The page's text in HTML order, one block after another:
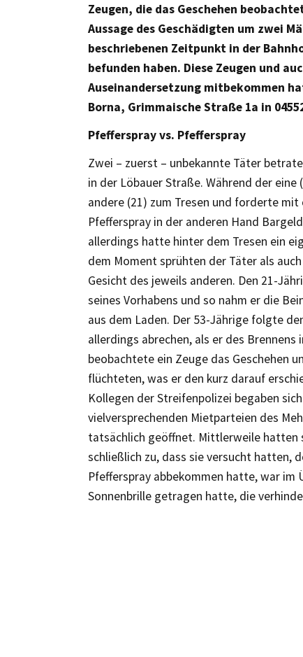
Zeugen, die das Geschehen
Aussage des Geschädigten um zwei
beschriebenen Zeitpunkt in der
befunden haben. Diese Zeugen und
Auseinandersetzung mitbekommen
Borna, Grimmaische Straße 1a in
Pfefferspray vs. Pfefferspray
Zwei – zuerst – unbekannte Täter
in der Löbauer Straße. Während der
andere (21) zum Tresen und forderte
Pfefferspray in der anderen Hand
allerdings hatte hinter dem Tresen ein
dem Moment sprühten der Täter als
Gesicht des jeweils anderen. Den 21-
seines Vorhabens und so nahm er die
aus dem Laden. Der 53-Jährige folgte
allerdings abrechen, als er des
beobachtete ein Zeuge das Geschehen
flüchteten, was er den kurz darauf
Kollegen der Streifenpolizei begaben
vielversprechenden Mietparteien des
tatsächlich geöffnet. Mittlerweile hatten
schließlich zu, dass sie versucht hatten,
Pfefferspray abbekommen hatte, war
Sonnenbrille getragen hatte, die